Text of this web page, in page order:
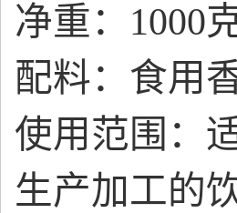
净重：1000
配料：食用
使用范围：
生产加工的